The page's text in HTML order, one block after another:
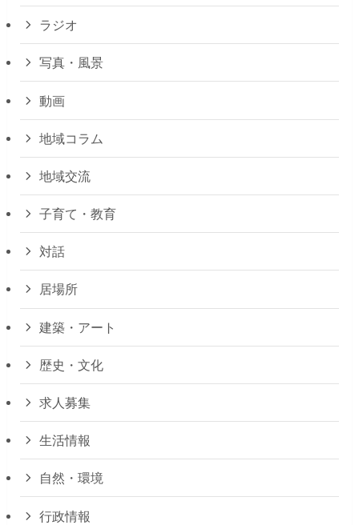
ラジオ
写真・風景
動画
地域コラム
地域交流
子育て・教育
対話
居場所
建築・アート
歴史・文化
求人募集
生活情報
自然・環境
行政情報